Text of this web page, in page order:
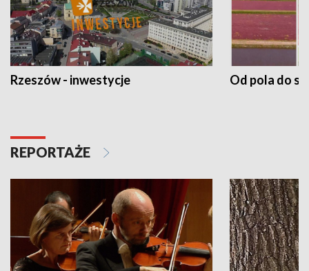
Rzeszów - inwestycje Od pola do
REPORTAŻE